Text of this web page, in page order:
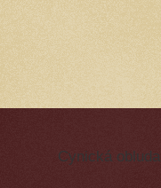
Cynická obluda